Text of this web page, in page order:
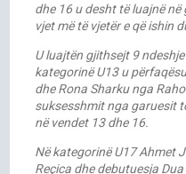
dhe 16 u desht të luajnë
vjet më të vjetër e që ishin
U luajtën gjithsejt 9
kategorinë U13 u
dhe Rona Sharku nga
suksesshmit nga garuesit
në vendet 13 dhe 16.
Në kategorinë U17 Ahmet
Reçica dhe debutuesja